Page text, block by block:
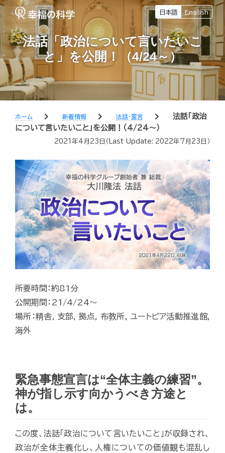
日本語 English
法話「政治について言いたいこ
と」を公開！（4/24～）
ホーム chevron_right 新着情報 chevron_right 法話・霊言 chevron_right
法話「政治
について言いたいこと」を公開！（4/24～）
2021年4月23日 （Last Update: 2022年7月23日 ）
所要時間：約81分
公開期間：21/4/24～
場所：精舎, 支部, 拠点, 布教所, ユートピア活動推進館,
海外
緊急事態宣言は“全体主義の練習”。
神が指し示す向かうべき方途と
は。
この度、法話「政治について言いたいこと」が収録され、
政治が全体主義化し、人権についての価値観も混乱し